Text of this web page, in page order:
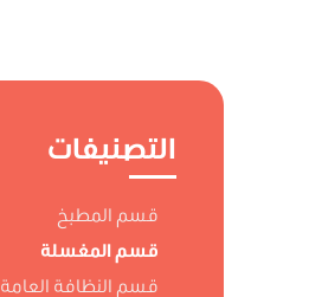
التصنيفات
قسم المطبخ
قسم المغسلة
قسم النظافة العامة